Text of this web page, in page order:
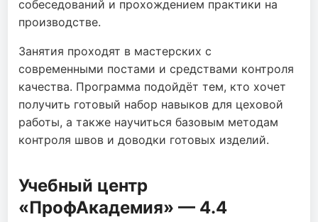
собеседований и прохождением практики на
производстве.
Занятия проходят в мастерских с
современными постами и средствами контроля
качества. Программа подойдёт тем, кто хочет
получить готовый набор навыков для цеховой
работы, а также научиться базовым методам
контроля швов и доводки готовых изделий.
Учебный центр
«ПрофАкадемия» — 4.4